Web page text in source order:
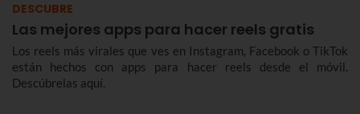
DESCUBRE
Las mejores apps para hacer reels gratis
Los reels más virales que ves en Instagram, Facebook o TikTok
están hechos con apps para hacer reels desde el móvil.
Descúbrelas aquí.